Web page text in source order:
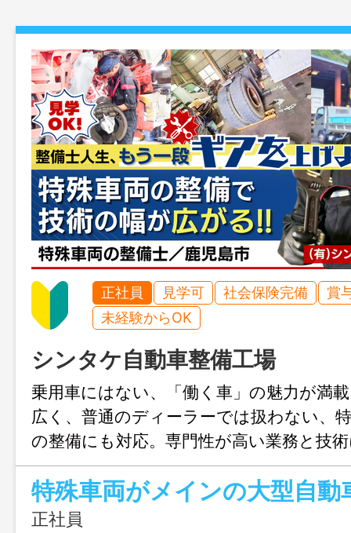
正社員 見学可 社会保険完備
賞
未経験からOK
シンタケ自動車整備工場
乗用車にはない、「働く車」の魅力が満
広く、普通のディーラーでは扱わない、
の整備にも対応。専門性が高い業務と技
とで、幅広い知識が得られます。プロ整
テップへ！今以上の自分にスキルアップ
す。
特殊車両がメインの大型自動
正社員